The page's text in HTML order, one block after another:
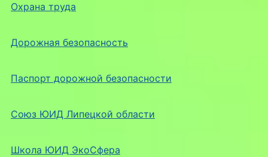
Охрана труда
Дорожная безопасность
Паспорт дорожной безопасности
Союз ЮИД Липецкой области
Школа ЮИД ЭкоСфера